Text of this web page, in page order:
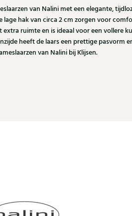
van Nalini met een elegante,
lage hak van circa 2 cm zorgen voor
ruimte en is ideaal voor een vollere
heeft de laars een prettige pasvorm
van Nalini bij Klijsen.